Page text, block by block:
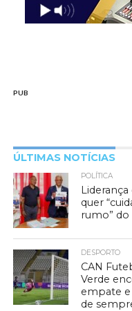
PUB
ÚLTIMAS NOTÍCIAS
POLÍTICA
quer
rumo”
DESPORTO
CAN
Verde
empate
de